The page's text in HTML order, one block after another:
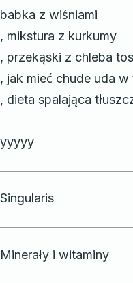
babka z wiśniami
, mikstura z kurkumy
, przekąski z chleba
, jak mieć chude uda
, dieta spalająca
yyyyy
Singularis
Minerały i witaminy